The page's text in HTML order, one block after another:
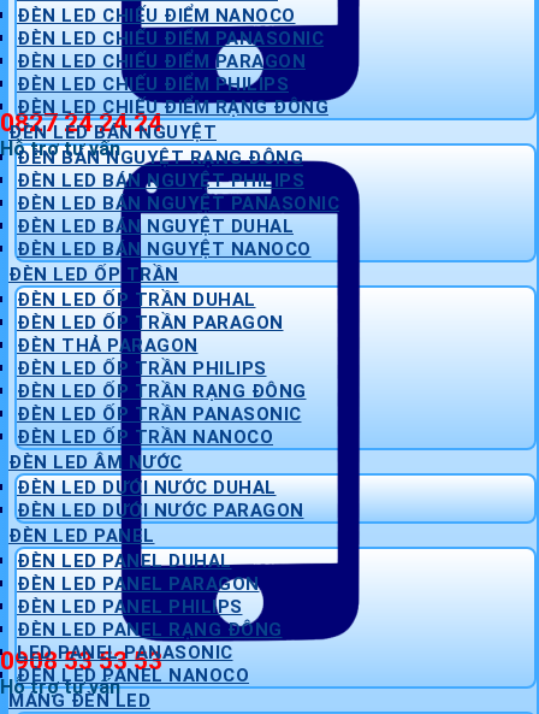
0827 24 24 24
Hỗ trợ tư vấn
0908 53 53 53
Hỗ trợ tư vấn
ĐÈN LED CHIẾU ĐIỂM NANOCO
ĐÈN LED CHIẾU ĐIỂM PANASONIC
ĐÈN LED CHIẾU ĐIỂM PARAGON
ĐÈN LED CHIẾU ĐIỂM PHILIPS
ĐÈN LED CHIẾU ĐIỂM RẠNG ĐÔNG
ĐÈN LED BÁN NGUYỆT
ĐÈN BÁN NGUYỆT RẠNG ĐÔNG
ĐÈN LED BÁN NGUYỆT PHILIPS
ĐÈN LED BÁN NGUYỆT PANASONIC
ĐÈN LED BÁN NGUYỆT DUHAL
ĐÈN LED BÁN NGUYỆT NANOCO
ĐÈN LED ỐP TRẦN
ĐÈN LED ỐP TRẦN DUHAL
ĐÈN LED ỐP TRẦN PARAGON
ĐÈN THẢ PARAGON
ĐÈN LED ỐP TRẦN PHILIPS
ĐÈN LED ỐP TRẦN RẠNG ĐÔNG
ĐÈN LED ỐP TRẦN PANASONIC
ĐÈN LED ỐP TRẦN NANOCO
ĐÈN LED ÂM NƯỚC
ĐÈN LED DƯỚI NƯỚC DUHAL
ĐÈN LED DƯỚI NƯỚC PARAGON
ĐÈN LED PANEL
ĐÈN LED PANEL DUHAL
ĐÈN LED PANEL PARAGON
ĐÈN LED PANEL PHILIPS
ĐÈN LED PANEL RẠNG ĐÔNG
LED PANEL PANASONIC
ĐÈN LED PANEL NANOCO
MÁNG ĐÈN LED